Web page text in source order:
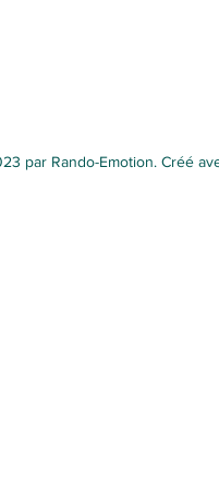
par Rando-Emotion. Créé